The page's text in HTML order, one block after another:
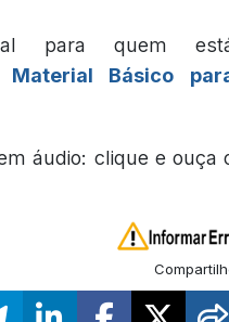
para quem
Material Básico
áudio: clique e ouça